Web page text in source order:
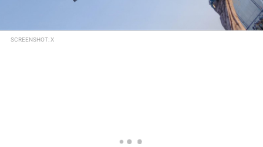
SCREENSHOT: X